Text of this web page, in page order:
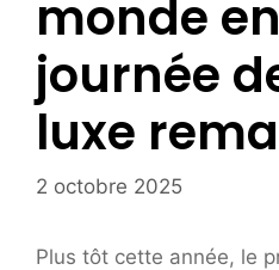
monde
journée
luxe
2 octobre 2025
Plus tôt cette année, le